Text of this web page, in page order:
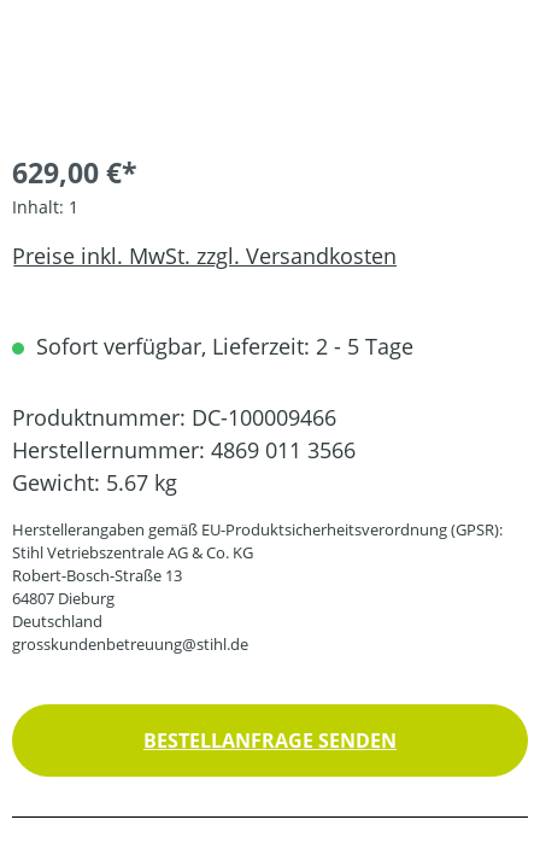
629,00 €*
Inhalt: 1
Preise inkl. MwSt. zzgl. Versandkosten
Sofort verfügbar, Lieferzeit: 2 - 5 Tage
Produktnummer: DC-100009466
Herstellernummer: 4869 011 3566
Gewicht: 5.67 kg
Herstellerangaben gemäß EU-Produktsicherheitsverordnung (GPSR):
Stihl Vetriebszentrale AG & Co. KG
Robert-Bosch-Straße 13
64807 Dieburg
Deutschland
grosskundenbetreuung@stihl.de
BESTELLANFRAGE SENDEN